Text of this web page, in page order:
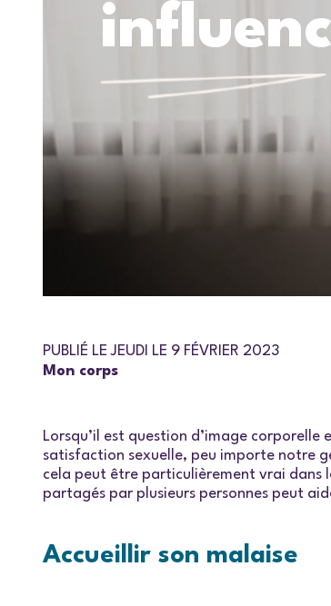
PUBLIÉ LE JEUDI LE 9 FÉVRIER 2023
Mon corps
Lorsqu’il est question d’image
satisfaction sexuelle, peu importe notre
cela peut être particulièrement vrai dans
partagés par plusieurs personnes peut
Accueillir son malaise